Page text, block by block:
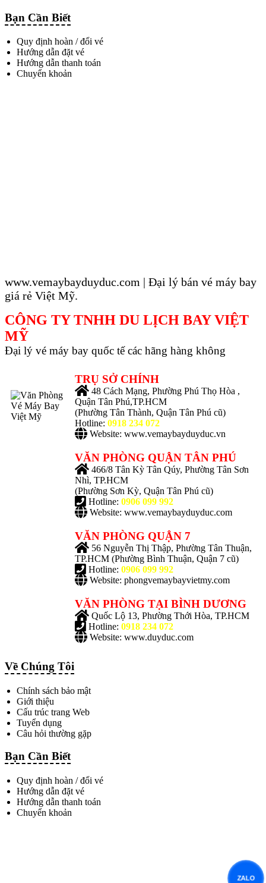
Bạn Cần Biết
Quy định hoàn / đổi vé
Hướng dẫn đặt vé
Hướng dẫn thanh toán
Chuyển khoản
ZALO
www.vemaybayduyduc.com | Đại lý bán vé máy bay
giá rẻ Việt Mỹ.
CÔNG TY TNHH DU LỊCH BAY VIỆT
MỸ
Đại lý vé máy bay quốc tế các hãng hàng không
TRỤ SỞ CHÍNH
48 Cách Mạng, Phường Phú Thọ Hòa ,
Quận Tân Phú,TP.HCM
(Phường Tân Thành, Quận Tân Phú cũ)
Hotline: 0918 234 072
Website: www.vemaybayduyduc.vn
VĂN PHÒNG QUẬN TÂN PHÚ
466/8 Tân Kỳ Tân Qúy, Phường Tân Sơn
Nhì, TP.HCM
(Phường Sơn Kỳ, Quận Tân Phú cũ)
Hotline: 0906 099 992
Website: www.vemaybayduyduc.com
VĂN PHÒNG QUẬN 7
56 Nguyễn Thị Thập, Phường Tân Thuận,
TP.HCM (Phường Bình Thuận, Quận 7 cũ)
Hotline: 0906 099 992
Website: phongvemaybayvietmy.com
VĂN PHÒNG TẠI BÌNH DƯƠNG
Quốc Lộ 13, Phường Thới Hòa, TP.HCM
Hotline: 0918 234 072
Website: www.duyduc.com
Về Chúng Tôi
Chính sách bảo mật
Giới thiệu
Cấu trúc trang Web
Tuyển dụng
Câu hỏi thường gặp
Bạn Cần Biết
Quy định hoàn / đổi vé
Hướng dẫn đặt vé
Hướng dẫn thanh toán
Chuyển khoản
ZALO